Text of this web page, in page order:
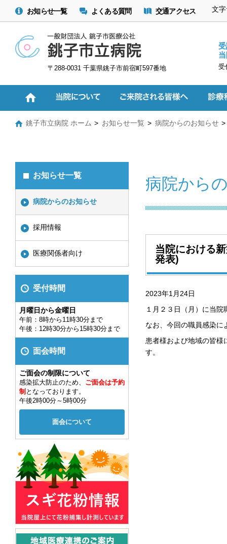
お知らせ一覧 よくある質問 交通アクセス 文
〒288-0031 千葉県銚子市前宿町597番地 受
銚子市立病院 ホーム お知らせ一覧 病院からのお知らせ
病院から
当院における
発表)
2023年1月24日
１月２３日（月）に当
なお、今回の職員感染に
患者様および地域の皆様
す。
お知らせ一覧
病院からのお知らせ
採用情報
医療関係者向け
受付時間
月曜日から金曜日
午前：8時から11時30分まで
午後：12時30分から15時30分まで
面会時間
ご面会の制限について
感染拡大防止のため、 ご面会は予約
制 となっております。
午後2時00分～5時00分
面会について